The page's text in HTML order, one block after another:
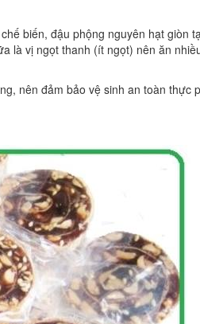
biến, đậu phộng nguyên hạt giòn
là vị ngọt thanh (ít ngọt) nên ăn
nên đảm bảo vệ sinh an toàn thực